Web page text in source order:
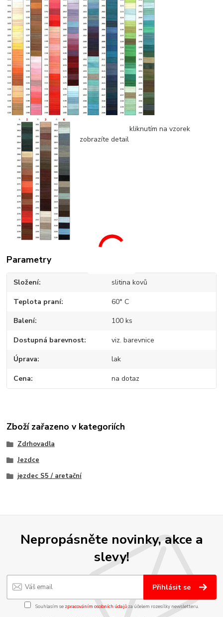
kliknutím na vzorek
zobrazíte detail
Parametry
Složení slitina kovů
Teplota praní 60° C
Balení 100 ks
Dostupná barevnost viz. barevnice
Úprava lak
Cena na dotaz
Zboží zařazeno v kategoriích
Zdrhovadla
Jezdce
jezdec S5 / aretační
Nepropásněte novinky, akce a
slevy!
Přihlásit se
Souhlasím se zpracováním osobních údajůza účelem rozesílky newsletteru.